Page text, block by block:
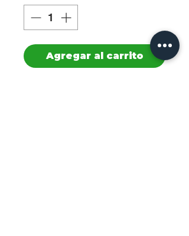
Agregar al carrito